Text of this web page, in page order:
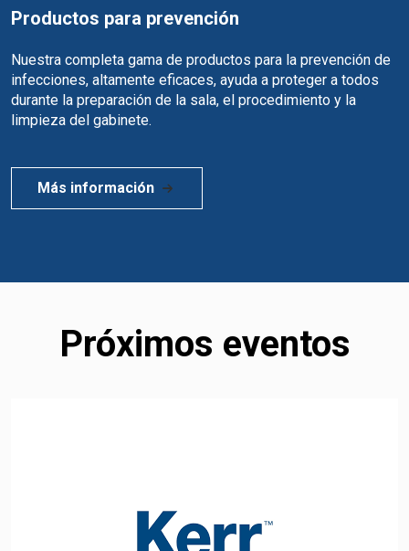
Productos para prevención
Nuestra completa gama de productos para la prevención de
infecciones, altamente eficaces, ayuda a proteger a todos
durante la preparación de la sala, el procedimiento y la
limpieza del gabinete.
Más información
Próximos eventos